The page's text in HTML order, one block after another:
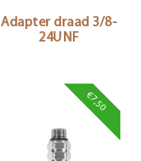
Adapter draad 3/8-
24UNF
€7,50